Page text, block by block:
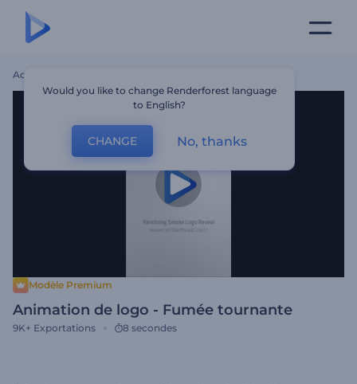
Accueil
Modèle Premium
Animation de logo - Fumée tournante
9K+ Exportations 8 secondes
Would you like to change Renderforest language
to English?
CHANGE No, thanks